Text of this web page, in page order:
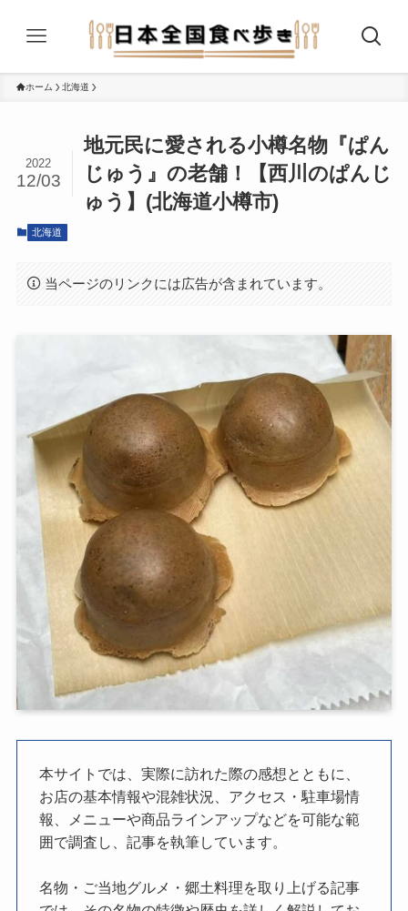
ホーム 北海道
地元民に愛される小樽名物『ぱん
じゅう』の老舗！【西川のぱんじ
ゅう】(北海道小樽市)
2022
12/03
北海道
当ページのリンクには広告が含まれています。
本サイトでは、実際に訪れた際の感想とともに、
お店の基本情報や混雑状況、アクセス・駐車場情
報、メニューや商品ラインアップなどを可能な範
囲で調査し、記事を執筆しています。
名物・ご当地グルメ・郷土料理を取り上げる記事